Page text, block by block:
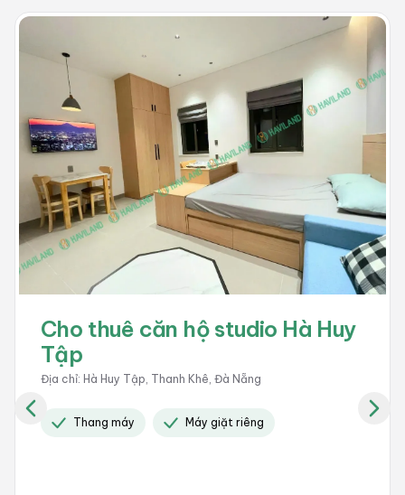
Cho thuê căn hộ studio Nghiêm
Xuân Yêm